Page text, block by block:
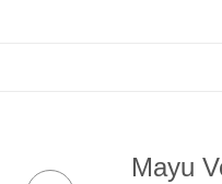
Mayu